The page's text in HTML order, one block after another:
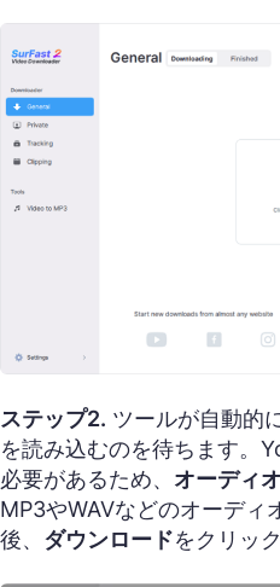
ステップ2. ツールが自動的
を読み込むのを待ちます。
必要があるため、 オーディオ
MP3やWAVなどのオーディ
後、 ダウンロードをクリッ